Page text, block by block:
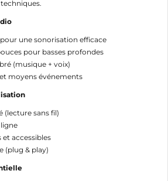
une sonorisation efficace
pour basses profondes
(musique + voix)
moyens événements
(lecture sans fil)
et accessibles
(plug & play)
LISTE D'ENVIES